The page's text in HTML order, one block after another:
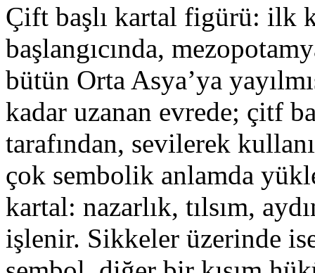
Çift başlı kartal figürü: ilk
başlangıcında,
bütün Orta Asya’ya
kadar uzanan evrede; çitf
tarafından, sevilerek
çok sembolik anlamda
kartal: nazarlık, tılsım,
işlenir. Sikkeler üzerinde